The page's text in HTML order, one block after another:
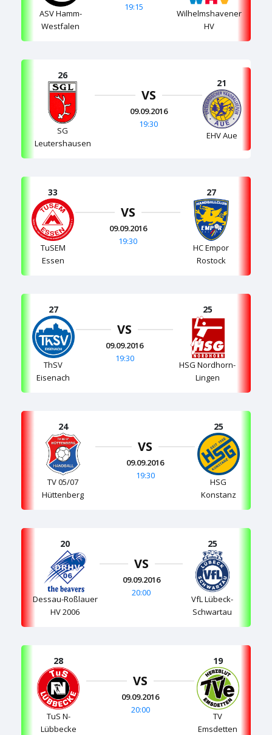
ASV Hamm-
Westfalen
19:15
Wilhelmshavener
HV
26
SG
Leutershausen
VS
09.09.2016
19:30
21
EHV Aue
33
TuSEM
Essen
VS
09.09.2016
19:30
27
HC Empor
Rostock
27
ThSV
Eisenach
VS
09.09.2016
19:30
25
HSG Nordhorn-
Lingen
24
TV 05/07
Hüttenberg
VS
09.09.2016
19:30
25
HSG
Konstanz
20
Dessau-Roßlauer
HV 2006
VS
09.09.2016
20:00
25
VfL Lübeck-
Schwartau
28
TuS N-
Lübbecke
VS
09.09.2016
20:00
19
TV
Emsdetten